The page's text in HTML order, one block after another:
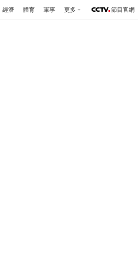
經濟 體育 軍事 更多 節目官網